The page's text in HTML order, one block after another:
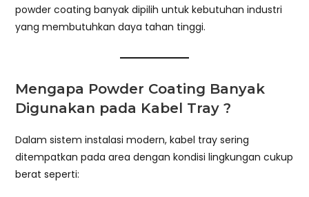
powder coating banyak dipilih untuk kebutuhan industri
yang membutuhkan daya tahan tinggi.
Mengapa Powder Coating Banyak
Digunakan pada Kabel Tray ?
Dalam sistem instalasi modern, kabel tray sering
ditempatkan pada area dengan kondisi lingkungan cukup
berat seperti: